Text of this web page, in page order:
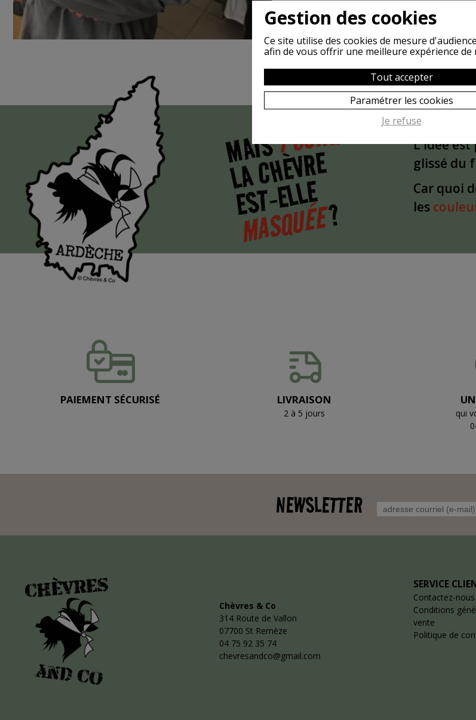
MAISPOURQUOI
LA CHÈVRE
EST-ELLE
MASQUÉE?
L'idée
glissé du
Car quoi
les
PAIEMENT SÉCURISÉ LIVRAISON
2 à 5 jours
qui
NEWSLETTER
Chèvres & Co
314 Route de Vallon
07700 St Remèze
04 75 92 35 74
chevresandco@gmail.com
SERVICE
Contactez-nous
Conditions
vente
Politique de
Gestion des cookies
Ce site utilise des cookies de mesure
afin de vous offrir une meilleure expérience de
Tout accepter
Paramétrer les cookies
Je refuse